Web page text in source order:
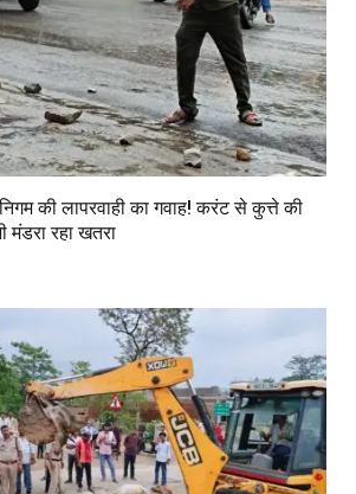
की लापरवाही का गवाह! करंट से कुत्ते की
मंडरा रहा खतरा